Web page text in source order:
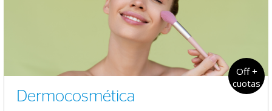
Off +
cuotas
Dermocosmética